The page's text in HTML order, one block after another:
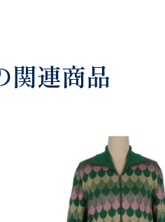
関連商品